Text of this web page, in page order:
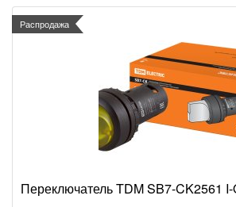
Распродажа
Переключатель TDM SB7-CK2561